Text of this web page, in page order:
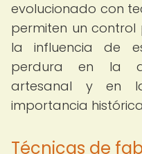
evolucionado con
permiten un
la influencia de
perdura en la
artesanal y en
importancia
Técnicas de